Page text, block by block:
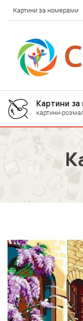
Картини за номерами
Картини
картини-